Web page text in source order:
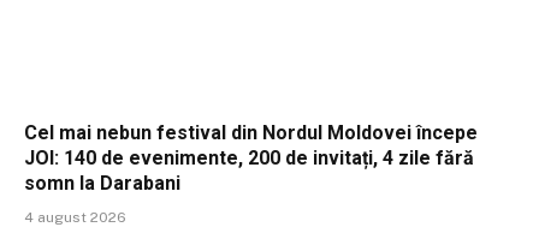
Cel mai nebun festival din Nordul Moldovei începe
JOI: 140 de evenimente, 200 de invitați, 4 zile fără
somn la Darabani
4 august 2026